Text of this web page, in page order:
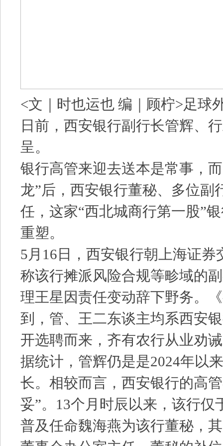
<文｜时也运也 编｜顾柠>足球
日前，西安银行副行长管辉、
呈。
银行高管来迎去送本是常事，
龙”后，西安银行董秘、多位副
任，这家“西北城商行第一股”
重塑。
5月16日，西安银行朝上海证券
称该行摊派风险合规等畛域的
理王星因责任变动辞下野务。
到，管、王二东谈主均系西安
开选聘而来，齐有农行从业劝
据统计，管辉仍是是2024年以
长。相较而言，西安银行的高
妥”。13个月时辰以来，该行仅
普及任命魏海燕为该行董秘，